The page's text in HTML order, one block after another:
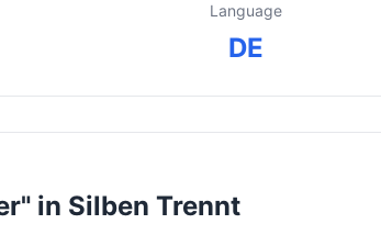
Language
DE
in Silben Trennt